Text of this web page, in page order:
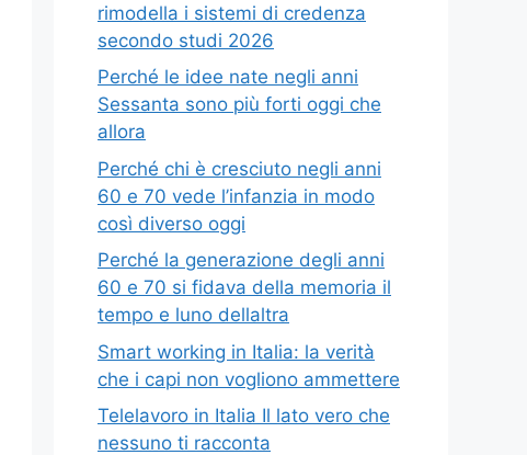
rimodella i sistemi di credenza
secondo studi 2026
Perché le idee nate negli anni
Sessanta sono più forti oggi che
allora
Perché chi è cresciuto negli anni
60 e 70 vede l’infanzia in modo
così diverso oggi
Perché la generazione degli anni
60 e 70 si fidava della memoria il
tempo e luno dellaltra
Smart working in Italia: la verità
che i capi non vogliono ammettere
Telelavoro in Italia Il lato vero che
nessuno ti racconta